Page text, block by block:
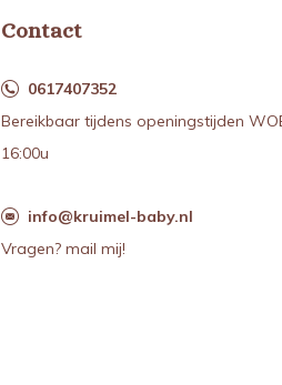
Contact
0617407352
Bereikbaar tijdens openingstijden
16:00u
info@kruimel-baby.nl
Vragen? mail mij!